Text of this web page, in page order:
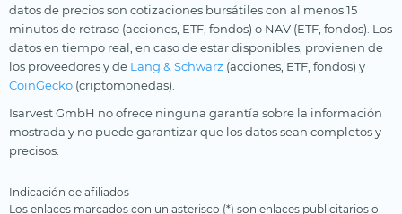
datos de precios son cotizaciones bursátiles con al menos 15
minutos de retraso (acciones, ETF, fondos) o NAV (ETF, fondos). Los
datos en tiempo real, en caso de estar disponibles, provienen de
los proveedores y de Lang & Schwarz (acciones, ETF, fondos) y
CoinGecko (criptomonedas).
Isarvest GmbH no ofrece ninguna garantía sobre la información
mostrada y no puede garantizar que los datos sean completos y
precisos.
Indicación de afiliados
Los enlaces marcados con un asterisco (*) son enlaces publicitarios o